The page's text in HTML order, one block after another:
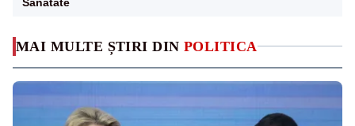
MAI MULTE ȘTIRI DIN POLITICA